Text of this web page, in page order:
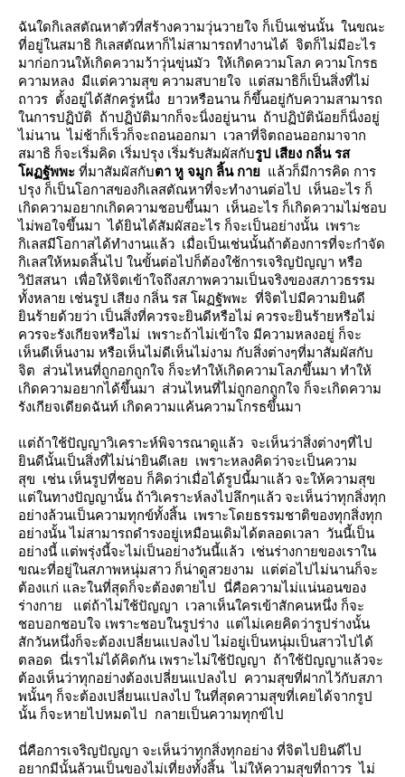
ฉันใดกิเลสตัณหาตัวที่สร้างความวุ่นวายใจ ก็เป็นเช่นนั้น ในขณะ
ที่อยู่ในสมาธิ กิเลสตัณหาก็ไม่สามารถทำงานได้ จิตก็ไม่มีอะไร
มาก่อกวนให้เกิดความว้าวุ่นขุ่นมัว ให้เกิดความโลภ ความโกรธ
ความหลง มีแต่ความสุข ความสบายใจ แต่สมาธิก็เป็นสิ่งที่ไม่
ถาวร ตั้งอยู่ได้สักครู่หนึ่ง ยาวหรือนาน ก็ขึ้นอยู่กับความสามารถ
นการปฏิบัติ ถ้าปฏิบัติมากก็จะนิ่งอยู่นาน ถ้าปฏิบัติน้อยก็นิ่งอยู่
ไม่นาน ไม่ช้าก็เร็วก็จะถอนออกมา เวลาที่จิตถอนออกมาจาก
สมาธิ ก็จะเริ่มคิด เริ่มปรุง เริ่มรับสัมผัสกับรูป เสียง กลิ่น รส
ผฏฐัพพะ ที่มาสัมผัสกับตา หู จมูก ลิ้น กา ล้วก็มีการคิด การ
ปรุง ก็เป็นโอกาสของกิเลสตัณหาที่จะทำงานต่อไป เห็นอะไร ก็
เกิดความอยากเกิดความชอบขึ้นมา เห็นอะไร ก็เกิดความไม่ชอบ
ไม่พอใจขึ้นมา ได้ยินได้สัมผัสอะไร ก็จะเป็นอย่างนั้น เพราะ
กิเลสมีโอกาสได้ทำงานแล้ว เมื่อเป็นเช่นนั้นถ้าต้องการที่จะกำจัด
กิเลสให้หมดสิ้นไป ในขั้นต่อไปก็ต้องใช้การเจริญปัญญา หรือ
วิปัสสนา เพื่อให้จิตเข้าใจถึงสภาพความเป็นจริงของสภาวธรรม
ทั้งหลาย เช่นรูป เสียง กลิ่น รส โผฏฐัพพะ ที่จิตไปมีความยินดี
ินร้ายด้วยว่า เป็นสิ่งที่ควรจะยินดีหรือไม่ ควรจะยินร้ายหรือไม่
ควรจะรังเกียจหรือไม่ เพราะถ้าไม่เข้าใจ มีความหลงอยู่ ก็จะ
เห็นดีเห็นงาม หรือเห็นไม่ดีเห็นไม่งาม กับสิ่งต่างๆที่มาสัมผัสกับ
จิต ส่วนไหนที่ถูกอกถูกใจ ก็จะทำให้เกิดความโลภขึ้นมา ทำให้
เกิดความอยากได้ขึ้นมา ส่วนไหนที่ไม่ถูกอกถูกใจ ก็จะเกิดความ
รังเกียจเดียดฉันท์ เกิดความแค้นความโกรธขึ้นมา
ต่ถ้าใช้ปัญญาวิเคราะห์พิจารณาดูแล้ว จะเห็นว่าสิ่งต่างๆที่ไป
ินดีนั้นเป็นสิ่งที่ไม่น่ายินดีเลย เพราะหลงคิดว่าจะเป็นความ
สุข เช่น เห็นรูปที่ชอบ ก็คิดว่าเมื่อได้รูปนี้มาแล้ว จะให้ความสุข
ต่ในทางปัญญานั้น ถ้าวิเคราะห์ลงไปลึกๆแล้ว จะเห็นว่าทุกสิ่งทุก
อย่างล้วนเป็นความทุกข์ทั้งสิ้น เพราะโดยธรรมชาติของทุกสิ่งทุก
อย่างนั้น ไม่สามารถดำรงอยู่เหมือนเดิมได้ตลอดเวลา วันนี้เป็น
อย่างนี้ แต่พรุ่งนี้จะไม่เป็นอย่างวันนี้แล้ว เช่นร่างกายของเราใน
ขณะที่อยู่ในสภาพหนุ่มสาว ก็น่าดูสวยงาม แต่ต่อไปไม่นานก็จะ
ต้องแก่ และในที่สุดก็จะต้องตายไป นี่คือความไม่แน่นอนของ
ร่างกาย แต่ถ้าไม่ใช้ปัญญา เวลาเห็นใครเข้าสักคนหนึ่ง ก็จะ
ชอบอกชอบใจ เพราะชอบในรูปร่าง แต่ไม่เคยคิดว่ารูปร่างนั้น
สักวันหนึ่งก็จะต้องเปลี่ยนแปลงไป ไม่อยู่เป็นหนุ่มเป็นสาวไปได้
ตลอด นี่เราไม่ได้คิดกัน เพราะไม่ใช้ปัญญา ถ้าใช้ปัญญาแล้วจะ
ต้องเห็นว่าทุกอย่างต้องเปลี่ยนแปลงไป ความสุขที่ฝากไว้กับสภา
พนั้นๆ ก็จะต้องเปลี่ยนแปลงไป ในที่สุดความสุขที่เคยได้จากรูป
นั้น ก็จะหายไปหมดไป กลายเป็นความทุกข์ไป
นี่คือการเจริญปัญญา จะเห็นว่าทุกสิ่งทุกอย่าง ที่จิตไปยินดีไป
อยากมีนั้นล้วนเป็นของไม่เที่ยงทั้งสิ้น ไม่ให้ความสุขที่ถาวร ไม่